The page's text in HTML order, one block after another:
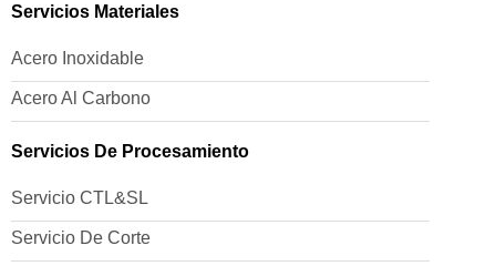
Servicios Materiales
Acero Inoxidable
Acero Al Carbono
Servicios De Procesamiento
Servicio CTL&SL
Servicio De Corte